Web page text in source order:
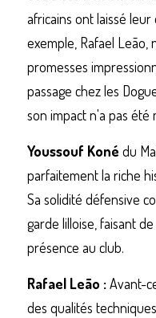
africains ont laissé leur
exemple, Rafael Leão,
promesses
passage chez les
son impact n'a pas été
Youssouf Koné du
parfaitement la riche
Sa solidité défensive
garde lilloise, faisant
présence au club.
Rafael Leão : Avant-
des qualités